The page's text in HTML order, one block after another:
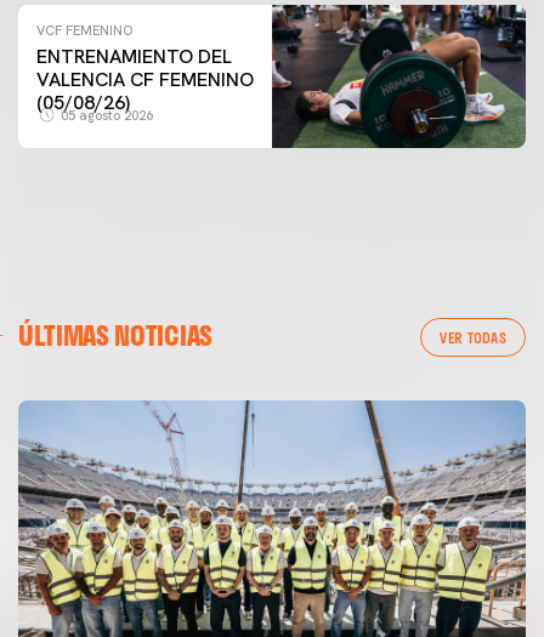
VCF FEMENINO
ENTRENAMIENTO DEL
VALENCIA CF FEMENINO
(05/08/26)
05 agosto 2026
VCF FEMENINO
ENTRENAMIENTO DEL VALENCIA CF FEMENINO
(04/08/26)
ÚLTIMAS NOTICIAS VER TODAS